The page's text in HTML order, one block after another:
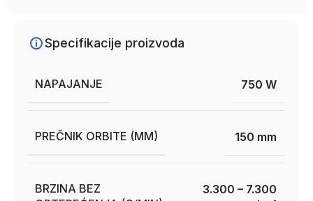
Specifikacije proizvoda
NAPAJANJE 750 W
PREČNIK ORBITE (MM) 150 mm
BRZINA BEZ
3.300 – 7.300